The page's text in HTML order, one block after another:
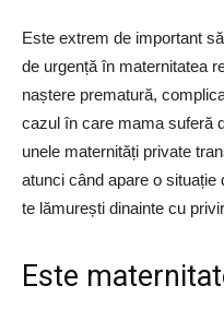
Este extrem de important
de urgență în maternitatea
naștere prematură,
cazul în care mama suferă
unele maternități private
atunci când apare o situație
te lămurești dinainte cu
Este